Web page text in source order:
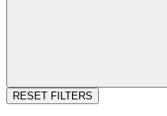
RESET FILTERS